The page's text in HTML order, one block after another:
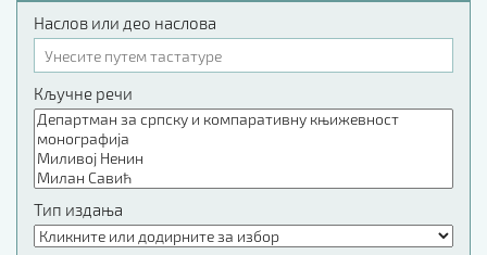
Наслов или део наслова
Кључне речи
Тип издања